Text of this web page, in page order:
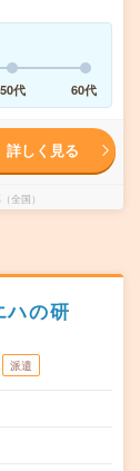
50代 60代
詳しく見る
全国）
ハの研
派遣